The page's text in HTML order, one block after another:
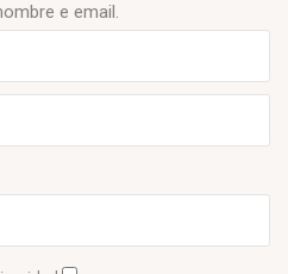
e email.